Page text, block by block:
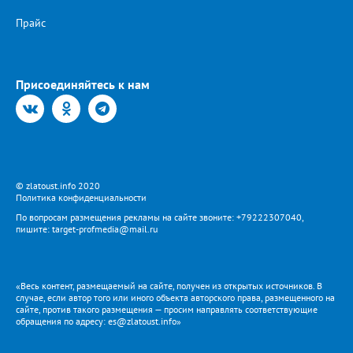
Удобен и не опасен. И слушаешь «мудрых» совет. И тянет
что подсунут тебе. Тебе объяснят, что дорого Стоит место у
них в раю. А рядом с тобой в ритме морока Баюкает Кот Баюн.
Прайс
Присоединяйтесь к нам
© zlatoust.info 2020
Политика конфиденциальности
По вопросам размещения рекламы на сайте звоните: +79222307040,
пишите: target-profmedia@mail.ru
«Весь контент, размещаемый на сайте, получен из открытых источников. В
случае, если автор того или иного объекта авторского права, размещенного на
сайте, против такого размещения — просим направлять соответствующие
обращения по адресу: es@zlatoust.info»